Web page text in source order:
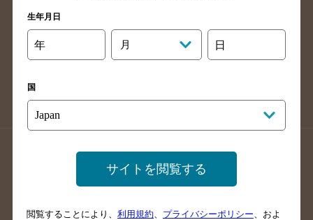
高知県のバー検索
長崎県のバー検索
佐賀県のバー検索
大分県のバー検索
熊本県のバー検索
沖縄県のバー検索
店舗登録方法のご案内
店舗情報更新方法のご案内
掲載店舗様ログイン
生年月日
年 月 日
国
サイトを閲覧する
閲覧することにより、 利用規約 プライバシーポリシー 、およ